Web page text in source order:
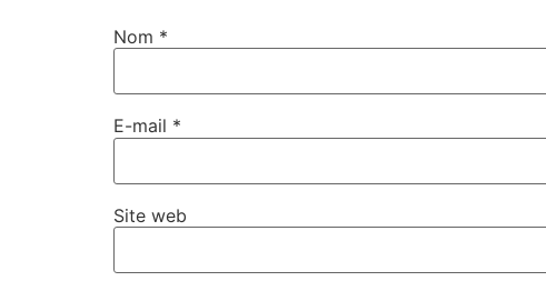
Nom *
E-mail *
Site web